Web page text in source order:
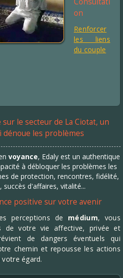
on
Renforcer
les liens
du couple
le secteur de La Ciotat, un
les problèmes
voyance, Edaly est un authentique
à débloquer les problèmes les
de protection, rencontres, fidélité,
d'affaires, vitalité...
positive sur votre avenir
perceptions de médium, vous
de votre vie affective, privée et
de dangers éventuels qui
chemin et repousse les actions
égard.